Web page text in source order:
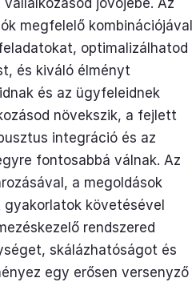
jövőjébe. Az
megfelelő kombinációjával
optimalizálhatod
és kiváló élményt
és az ügyfeleidnek
növekszik, a fejlett
integráció és az
fontosabbá válnak. Az
a megoldások
követésével
rendszered
skálázhatóságot és
egy erősen versenyző